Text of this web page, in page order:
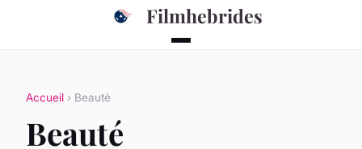
Filmhebrides
Accueil › Beauté
Beauté